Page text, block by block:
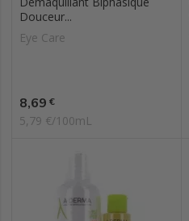
Douceur...
Eye Care
Prix
8,69 €
5,79 €/100mL